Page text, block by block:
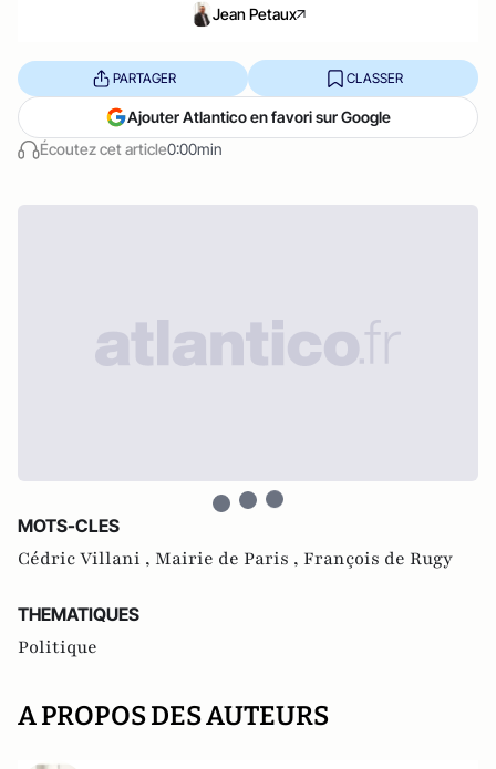
Jean Petaux
Écoutez cet article0:00min
PARTAGER CLASSER
Ajouter Atlantico en favori sur Google
MOTS-CLES
Cédric Villani , Mairie de Paris , François de Rugy
THEMATIQUES
Politique
A PROPOS DES AUTEURS